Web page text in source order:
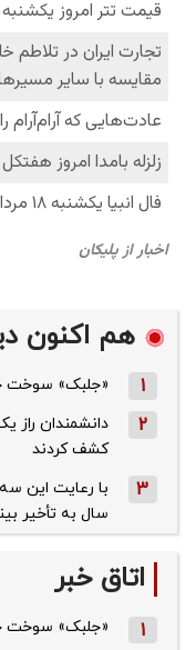
هم اکنون
1 «جلبک» سوخت
2
دانشمندان راز
کشف کردند
3
سال به تأخیر
اتاق خبر
1 «جلبک» سوخت